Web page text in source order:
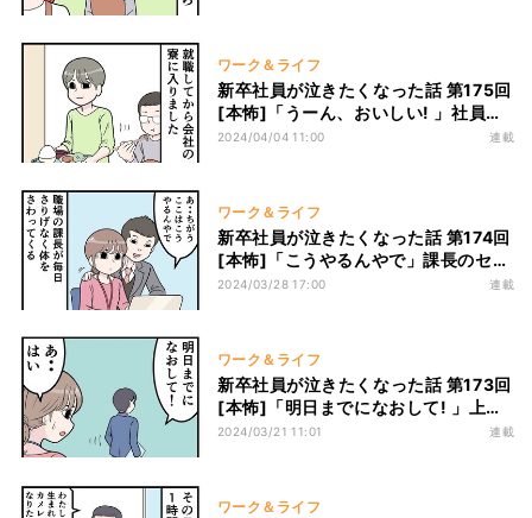
ワーク＆ライフ
新卒社員が泣きたくなった話 第175回
[本怖]「うーん、おいしい! 」社員寮
で美味しい食事を満喫した結果…
2024/04/04 11:00 連載
ワーク＆ライフ
新卒社員が泣きたくなった話 第174回
[本怖]「こうやるんやで」課長のセク
ハラに悩んでいたら、救世主が!! しか
2024/03/28 17:00 連載
ワーク＆ライフ
新卒社員が泣きたくなった話 第173回
[本怖]「明日までになおして! 」上司
から仕事の修正を命じられ、部下に通
2024/03/21 11:01 連載
ワーク＆ライフ